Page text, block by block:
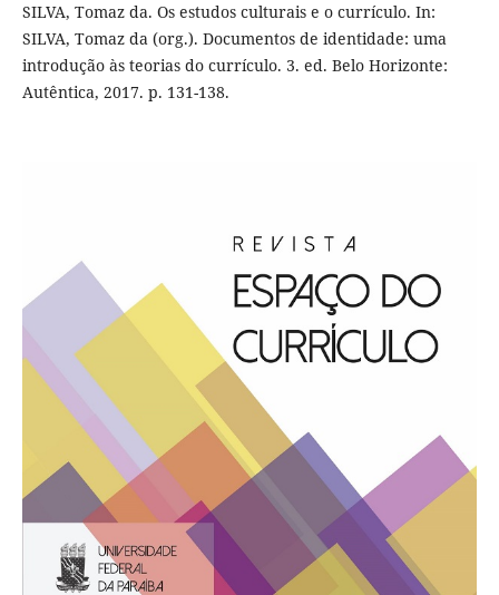
SILVA, Tomaz da. Os estudos culturais e o currículo. In:
SILVA, Tomaz da (org.). Documentos de identidade: uma
introdução às teorias do currículo. 3. ed. Belo Horizonte:
Autêntica, 2017. p. 131-138.